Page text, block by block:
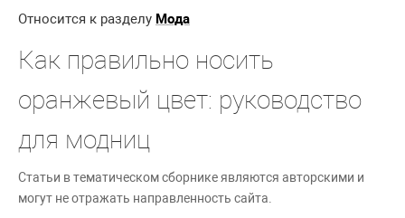
Относится к разделу Мода
Как правильно носить
оранжевый цвет: руководство
для модниц
Статьи в тематическом сборнике являются авторскими и
могут не отражать направленность сайта.